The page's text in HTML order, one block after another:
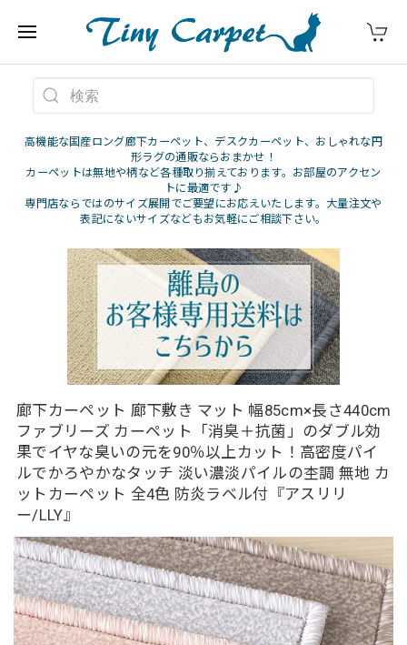
高機能な国産ロング廊下カーペット、デスクカーペット、おしゃれな円
形ラグの通販ならおまかせ！
カーペットは無地や柄など各種取り揃えております。お部屋のアクセン
トに最適です♪
専門店ならではのサイズ展開でご要望にお応えいたします。大量注文や
表記にないサイズなどもお気軽にご相談下さい。
廊下カーペット 廊下敷き マット 幅85cm×長さ440cm
ファブリーズ カーペット「消臭＋抗菌」のダブル効
果でイヤな臭いの元を90％以上カット！高密度パイ
ルでかろやかなタッチ 淡い濃淡パイルの杢調 無地 カ
ットカーペット 全4色 防炎ラベル付『アスリリ
ー/LLY』